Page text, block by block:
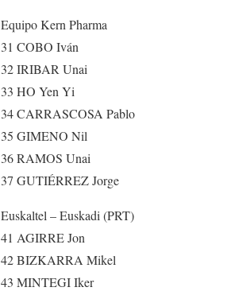
Equipo Kern Pharma
31 COBO Iván
32 IRIBAR Unai
33 HO Yen Yi
34 CARRASCOSA Pablo
35 GIMENO Nil
36 RAMOS Unai
37 GUTIÉRREZ Jorge
Euskaltel – Euskadi (PRT)
41 AGIRRE Jon
42 BIZKARRA Mikel
43 MINTEGI Iker